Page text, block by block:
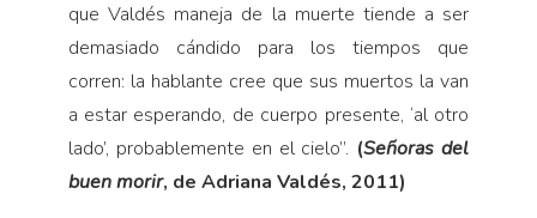
que Valdés maneja de la muerte tiende a ser
demasiado cándido para los tiempos que
corren: la hablante cree que sus muertos la van
a estar esperando, de cuerpo presente, ‘al otro
lado’, probablemente en el cielo”. (Señoras del
buen morir, de Adriana Valdés, 2011)